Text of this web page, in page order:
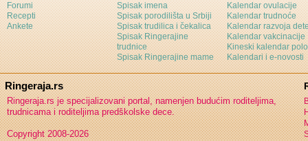
Forumi
Recepti
Ankete
Spisak imena
Spisak porodilišta u Srbiji
Spisak trudilica i čekalica
Spisak Ringerajine
trudnice
Spisak Ringerajine mame
Kalendar ovulacije
Kalendar trudnoće
Kalendar razvoja
Kalendar vakcinacije
Kineski kalendar
Kalendari i e-novosti
Ringeraja.rs
Ringeraja.rs je specijalizovani portal, namenjen budućim roditeljima,
trudnicama i roditeljima predškolske dece.
Copyright 2008-2026